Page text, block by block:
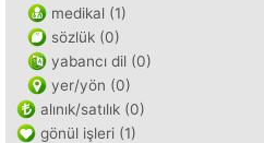
medikal (1)
sözlük (0)
yabancı dil (0)
yer/yön (0)
alınık/satılık (0)
gönül işleri (1)